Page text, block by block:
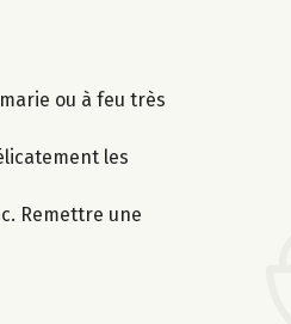
ou à feu très
les
Remettre une